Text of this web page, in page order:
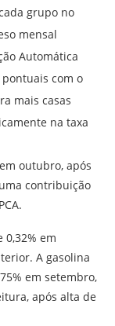
grupo no
mensal
Automática
com o
mais casas
na taxa
outubro, após
contribuição
em
A gasolina
em setembro,
após alta de